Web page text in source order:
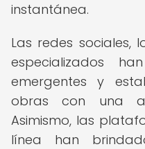
instantánea.
Las redes sociales,
especializados
emergentes y
obras con una
Asimismo, las
línea han